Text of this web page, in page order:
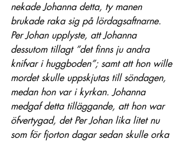
nekade Johanna detta, ty manen
brukade raka sig på lördagsaftnarne.
Per Johan upplyste, att Johanna
dessutom tillagt ”det finns ju andra
knifvar i huggboden”; samt att hon wille
mordet skulle uppskjutas till söndagen,
medan hon var i kyrkan. Johanna
medgaf detta tilläggande, att hon war
öfvertygad, det Per Johan lika litet nu
som för fjorton dagar sedan skulle orka